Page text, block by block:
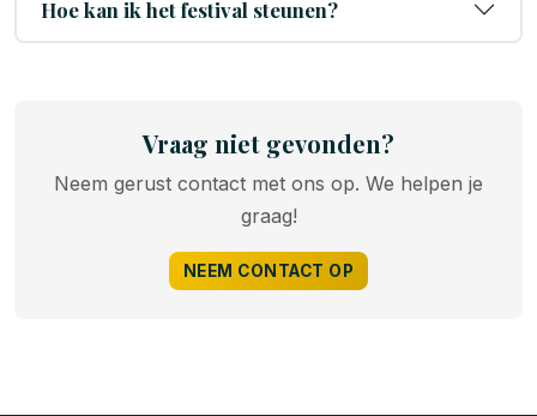
Hoe kan ik het festival steunen?
Vraag niet gevonden?
Neem gerust contact met ons op. We helpen je
graag!
NEEM CONTACT OP